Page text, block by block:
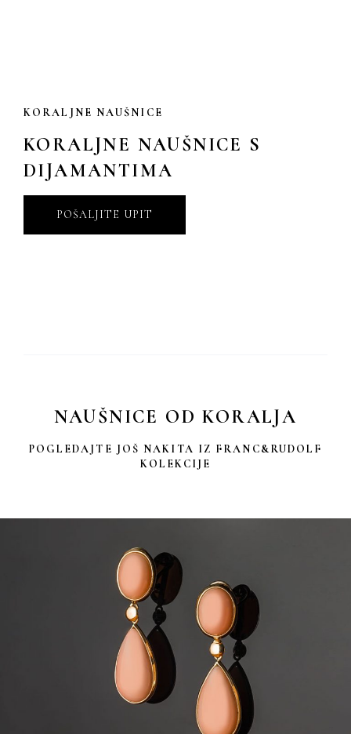
KORALJNE NAUŠNICE
KORALJNE NAUŠNICE S
DIJAMANTIMA
POŠALJITE UPIT
NAUŠNICE OD KORALJA
POGLEDAJTE JOŠ NAKITA IZ FRANC&RUDOLF
KOLEKCIJE